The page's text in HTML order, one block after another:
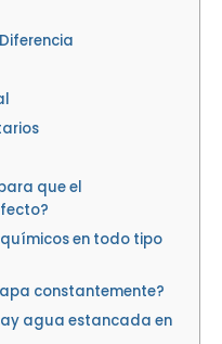
que el
en todo tipo
constantemente?
agua estancada en